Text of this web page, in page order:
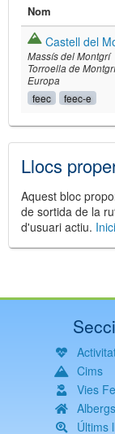
Nom
Castell del
Massís del Montgrí
Torroella de Montgrí
Europa
feec feec-e
Llocs
Aquest bloc
de sortida de la
d'usuari actiu.
Cims
Vies
Últims